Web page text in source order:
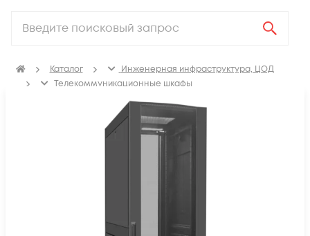
Каталог
Инженерная инфраструктура, ЦОД
Телекоммуникационные шкафы
Шкафы телекоммуникационные напольные
Напольные телекоммуникационные шкафы 600x1000